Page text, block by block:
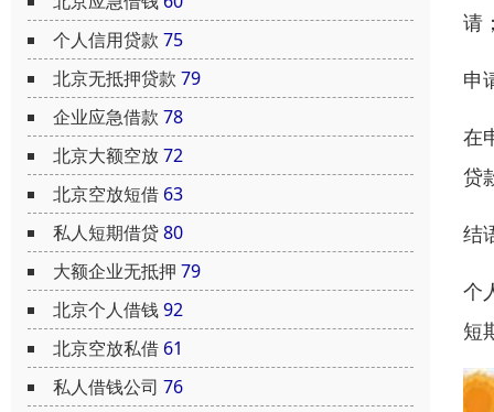
个人信用贷款 75
北京无抵押贷款 79
企业应急借款 78
北京大额空放72
北京空放短借 63
私人短期借贷80
大额企业无抵押 79
北京个人借钱92
北京空放私借 61
私人借钱公司 76
请
申
在
贷
结
个
短